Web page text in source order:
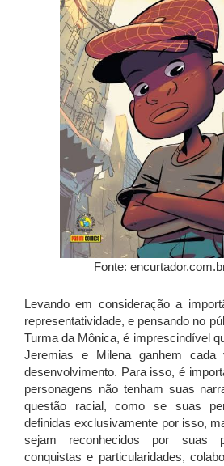
Fonte:
Levando em consideração a
representatividade, e pensando no
Turma da Mônica, é imprescindível
Jeremias e Milena ganhem
desenvolvimento. Para isso, é
personagens não tenham suas
questão racial, como se suas
definidas exclusivamente por isso,
sejam reconhecidos por suas
conquistas e particularidades,